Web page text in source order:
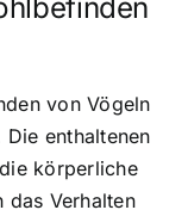
von Vögeln
enthaltenen
körperliche
das Verhalten